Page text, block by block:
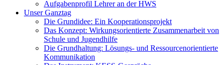
Aufgabenprofil Lehrer an der HWS
Unser Ganztag
Die Grundidee: Ein Kooperationsprojekt
Das Konzept: Wirkungsorientierte Zusammenarbeit von
Schule und Jugendhilfe
Die Grundhaltung: Lösungs- und Ressourcenorientierte
Kommunikation